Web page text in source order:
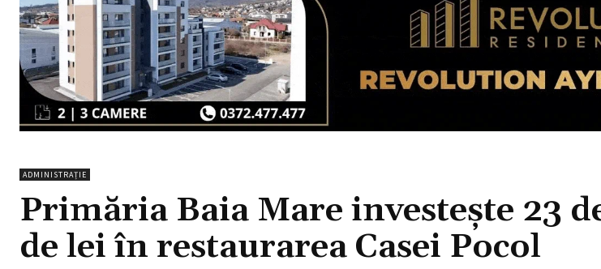
ADMINISTRAȚIE
Primăria Baia Mare investește 23
de lei în restaurarea Casei Pocol